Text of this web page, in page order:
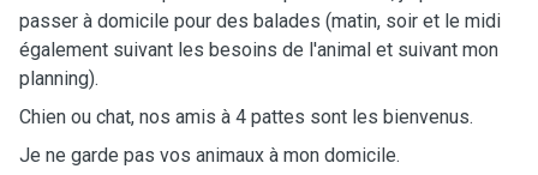
passer à domicile pour des balades (matin, soir et le midi
également suivant les besoins de l'animal et suivant mon
planning).
Chien ou chat, nos amis à 4 pattes sont les bienvenus.
Je ne garde pas vos animaux à mon domicile.